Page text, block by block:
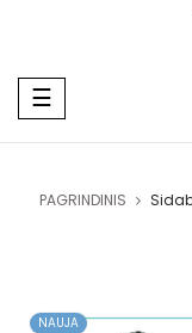
Toggle
navigation
☰
PAGRINDINIS
NAUJA